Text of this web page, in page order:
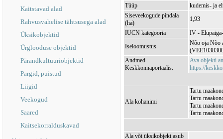
Kaitstavad alad
Rahvusvahelise tähtsusega alad
Üksikobjektid
Ürglooduse objektid
Pärandkultuuriobjektid
Pargid, puistud
Liigid
Veekogud
Saared
Kaitsekorralduskavad
Tüüp
kudemis- ja
Siseveekogude pindala
(ha)
1,93
IUCN kategooria
IV -
Iseloomustus
Nõo oja Nõo
Andmed
Keskkonnaportaalis:
Ava objekti
https://
Ala kohanimi
Tartu
Tartu
Tartu
Tartu
Ala või üksikobjekt asub